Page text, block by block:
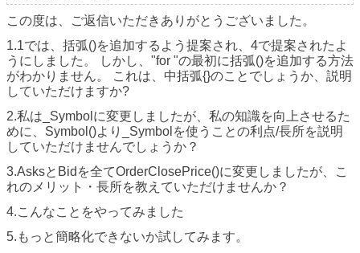
この度は、ご返信いただきありがとうございました。
1.1では、括弧()を追加するよう提案され、4で提案されたよ
うにしました。 しかし、"for "の最初に括弧()を追加する方法
がわかりません。 これは、中括弧{}のことでしょうか、説明
していただけますか?
2.私は_Symbolに変更しましたが、私の知識を向上させるた
めに、Symbol()より_Symbolを使うことの利点/長所を説明
していただけませんでしょうか？
3.AsksとBidを全てOrderClosePrice()に変更しましたが、こ
れのメリット・長所を教えていただけませんか？
4.こんなことをやってみました
5.もっと簡略化できないか試してみます。